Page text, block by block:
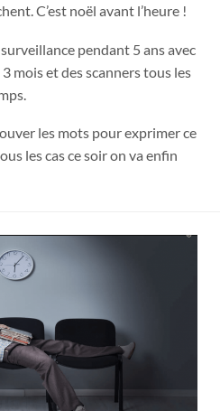
C’est noël avant l’heure !
pendant 5 ans avec
mois et des scanners tous les
les mots pour exprimer ce
les cas ce soir on va enfin